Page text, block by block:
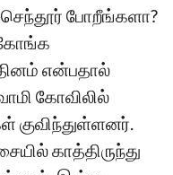
போறீங்களா?
என்பதால்
கோவிலில்
குவிந்துள்ளனர்.
காத்திருந்து